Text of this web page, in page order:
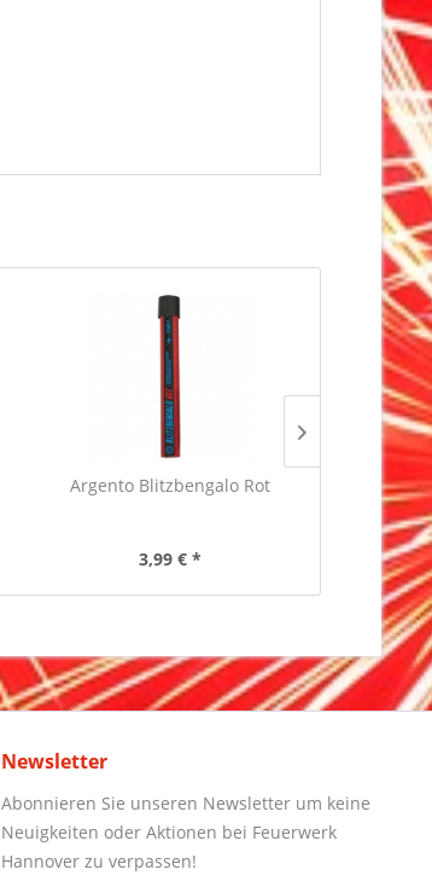
Argento Blitzbengalo Rot
3,99 € *
Newsletter
Abonnieren Sie unseren Newsletter um keine
Neuigkeiten oder Aktionen bei Feuerwerk
Hannover zu verpassen!